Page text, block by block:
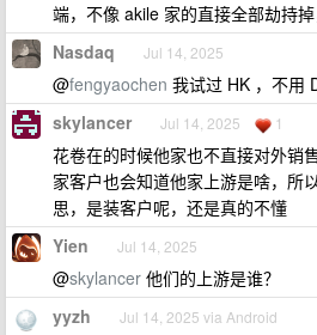
端，不像 akile 家的直接全部劫持
Nasdaq Jul 14, 2025
@fengyaochen 我试过 HK ，不用
skylancer Jul 14, 2025 1
花卷在的时候他家也不直接对外销
家客户也会知道他家上游是啥，所
思，是装客户呢，还是真的不懂
Yien Jul 14, 2025
@skylancer 他们的上游是谁？
yyzh Jul 14, 2025 via Android